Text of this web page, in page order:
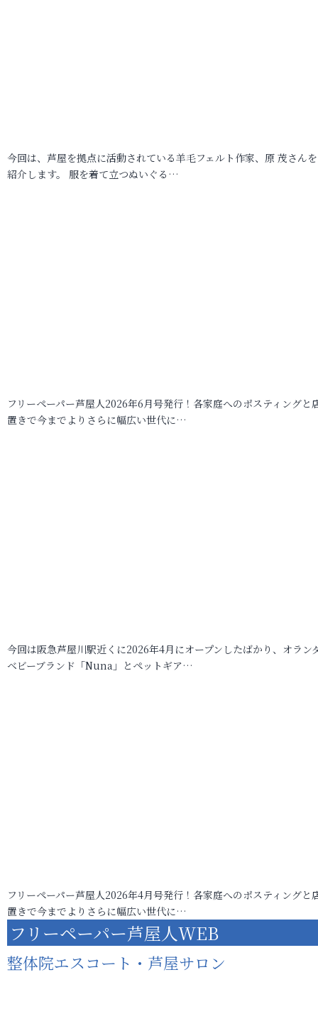
今回は、芦屋を拠点に活動されている羊毛フェルト作家、原 茂さん
紹介します。 服を着て立つぬいぐる…
フリーペーパー芦屋人2026年6月号発行！各家庭へのポスティングと
置きで今までよりさらに幅広い世代に…
今回は阪急芦屋川駅近くに2026年4月にオープンしたばかり、オラン
ベビーブランド「Nuna」とペットギア…
フリーペーパー芦屋人2026年4月号発行！各家庭へのポスティングと
置きで今までよりさらに幅広い世代に…
フリーペーパー芦屋人WEB
整体院エスコート・芦屋サロン